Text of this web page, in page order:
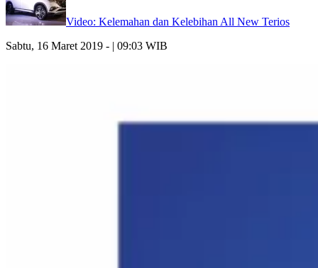
Video: Kelemahan dan Kelebihan All New Terios
Sabtu, 16 Maret 2019 - | 09:03 WIB